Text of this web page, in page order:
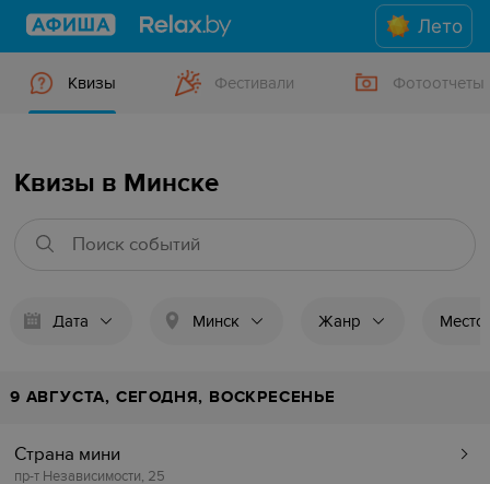
Лето
Квизы Фестивали Фотоотчеты
Квизы в Минске
Дата Минск Жанр Место
9 АВГУСТА, СЕГОДНЯ, ВОСКРЕСЕНЬЕ
Страна мини
пр-т Независимости, 25